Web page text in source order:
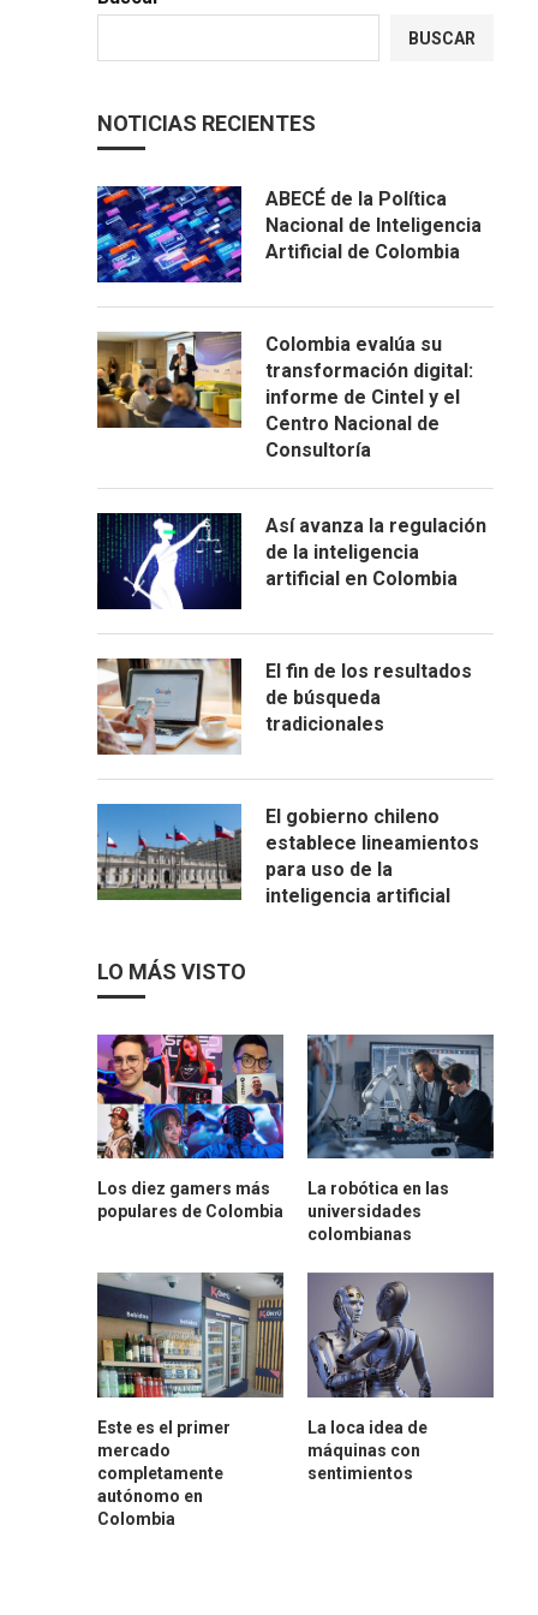
BUSCAR
NOTICIAS RECIENTES
ABECÉ de la Política
Nacional de Inteligencia
Artificial de Colombia
Colombia evalúa su
transformación digital:
informe de Cintel y el
Centro Nacional de
Consultoría
Así avanza la regulación
de la inteligencia
artificial en Colombia
El fin de los resultados
de búsqueda
tradicionales
El gobierno chileno
establece lineamientos
para uso de la
inteligencia artificial
LO MÁS VISTO
Los diez gamers más
populares de Colombia
La robótica en las
universidades
colombianas
Este es el primer
mercado
completamente
autónomo en
Colombia
La loca idea de
máquinas con
sentimientos